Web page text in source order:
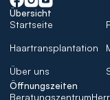
Öffnungszeiten
Übersicht
Startseite
Haartransplantation
Über uns